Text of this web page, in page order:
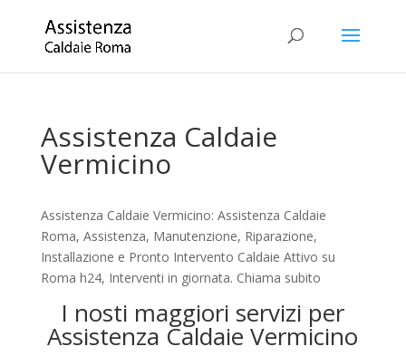
Assistenza Caldaie
Vermicino
Assistenza Caldaie Vermicino: Assistenza Caldaie
Roma, Assistenza, Manutenzione, Riparazione,
Installazione e Pronto Intervento Caldaie Attivo su
Roma h24, Interventi in giornata. Chiama subito
I nosti maggiori servizi per
Assistenza Caldaie Vermicino